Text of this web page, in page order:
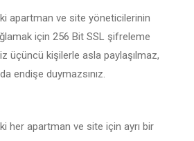
apartman ve site yöneticilerinin
için 256 Bit SSL şifreleme
üçüncü kişilerle asla paylaşılmaz,
endişe duymazsınız.
her apartman ve site için ayrı bir